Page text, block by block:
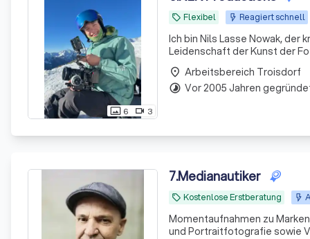
photo_size_select_actual 6 videocam 3
local_offer Flexibel Reagiert schnell
Ich bin Nils Lasse Nowak, der
Leidenschaft der Kunst der
festzuhalten und
place Arbeitsbereich Troisdorf
timelapse Vor 2005 Jahren
7.Medianautiker
local_offer Kostenlose Erstberatung
Momentaufnahmen zu
und Portraitfotografie sowie